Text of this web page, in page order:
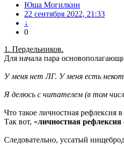
Юша Могилкин
22 сентября 2022, 21:33
↓
0
1. Пердельников.
Для начала пара
У меня нет ЛГ. У меня есть
Я делюсь с читателем (в том
Что такое личностная
Так вот, «личностная рефлексия
Следовательно, уссатый